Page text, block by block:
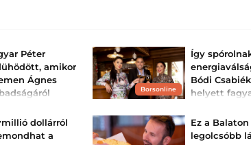
Péter
amikor
Ágnes
azt állította,
a vízügyi államtitkár
fontos
Borsonline
Így
Bódi
helyett
haszná...
A Bódi család a
helyett egy
dollárról
a
Ez a Balaton
legolcsóbb